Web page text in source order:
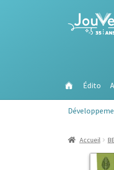
Aller
à
Aller
au
Édito
Accueil